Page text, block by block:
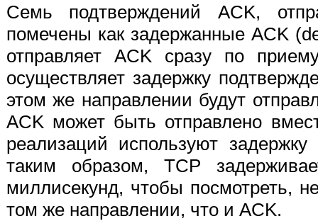
Семь подтверждений ACK,
помечены как задержанные ACK
отправляет ACK сразу по
осуществляет задержку
этом же направлении будут
ACK может быть отправлено
реализаций используют
таким образом, TCP
миллисекунд, чтобы посмотреть,
том же направлении, что и ACK.